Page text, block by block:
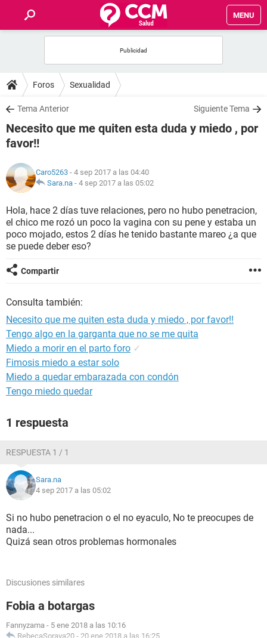
MENU
FOROS
SALUD
FAMILIA
NUTRICIÓN
SEXUALIDAD
Foros Sexualidad
Tema Anterior Siguiente Tema
Necesito que me quiten esta duda y miedo , por
favor!!
Caro5263 - 4 sep 2017 a las 04:40
Sara.na - 4 sep 2017 a las 05:02
Hola, hace 2 días tuve relaciones, pero no hubo penetracion,
el chico me rozó un poco la vagina con su pene y estaba un
poco mojado, estos 2 días he tenido bastante mareo ¿a que
se puede deber eso?
Compartir
Consulta también:
Necesito que me quiten esta duda y miedo , por favor!!
Tengo algo en la garganta que no se me quita
Miedo a morir en el parto foro ✓
Fimosis miedo a estar solo
Miedo a quedar embarazada con condón
Tengo miedo quedar
1 respuesta
RESPUESTA 1 / 1
Sara.na
4 sep 2017 a las 05:02
Si no hubo penetracion o el no eyaculo, No te preocupes de
nada...
Quizá sean otros problemas hormonales
Discusiones similares
Fobia a botargas
Fannyzama - 5 ene 2018 a las 10:16
RebecaSoraya20 - 20 ene 2018 a las 16:25